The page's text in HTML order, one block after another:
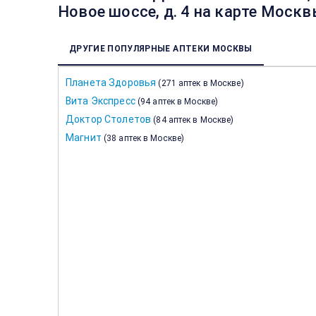
Новое шоссе, д. 4 на карте
ДРУГИЕ ПОПУЛЯРНЫЕ АПТЕКИ МОСКВЫ
Планета Здоровья (271 аптек в Москве)
Вита Экспресс (94 аптек в Москве)
Доктор Столетов (84 аптек в Москве)
Магнит (38 аптек в Москве)